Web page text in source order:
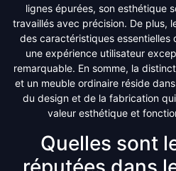
lignes épurées, son esthétique
travaillés avec précision. De plus,
des caractéristiques
une expérience utilisateur
remarquable. En somme, la
et un meuble ordinaire réside
du design et de la fabrication
valeur esthétique et
Quelles sont